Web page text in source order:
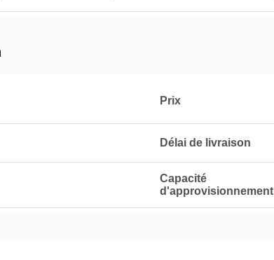
Prix
Délai de livraison
Capacité
d'approvisionnement